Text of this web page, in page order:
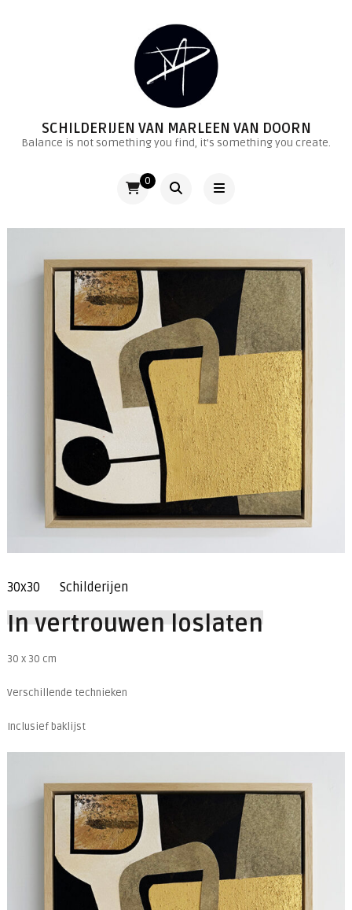
SCHILDERIJEN VAN MARLEEN VAN DOORN
Balance is not something you find, it's something you create.
0
30x30 Schilderijen
In vertrouwen loslaten
30 x 30 cm
Verschillende technieken
Inclusief baklijst